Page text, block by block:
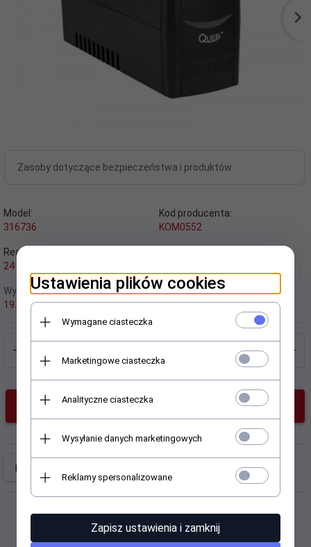
Zasoby dotyczące bezpieczeństwa i produktów
Model:
316736
Kod producenta:
KOM0552
Realizacja zamówienia:
24 godzin
Wysyłka od:
19.00 PLN
Producent:
quer
KUP TERAZ!
Ustawienia plików cookies
Wymagane ciasteczka
Marketingowe ciasteczka
Analityczne ciasteczka
Wysyłanie danych marketingowych
Reklamy spersonalizowane
Zapisz ustawienia i zamknij